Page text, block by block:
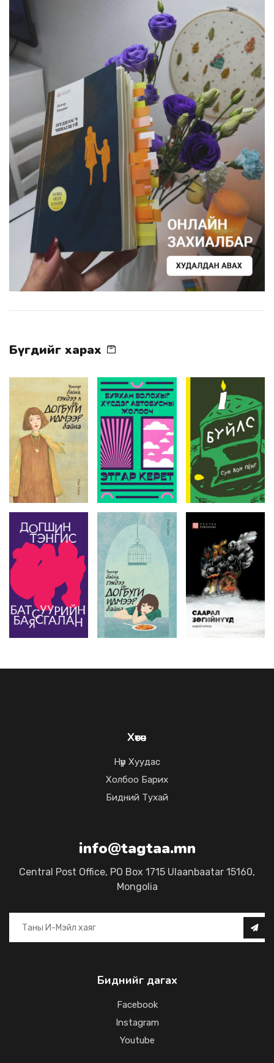
Бүгдийг харах
Хөтөч
Нүүр Хуудас
Холбоо Барих
Бидний Тухай
info@tagtaa.mn
Central Post Office, PO Box 1715 Ulaanbaatar 15160,
Mongolia
Биднийг дагах
Facebook
Instagram
Youtube